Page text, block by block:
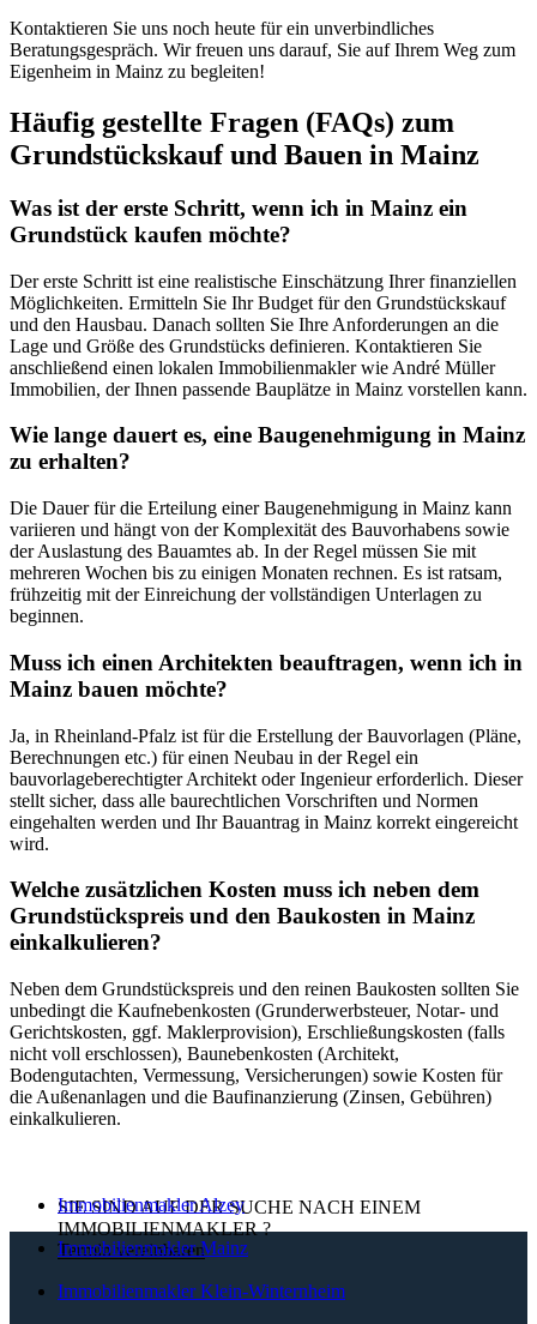
Kontaktieren Sie uns noch heute für ein unverbindliches
Beratungsgespräch. Wir freuen uns darauf, Sie auf Ihrem Weg zum
Eigenheim in Mainz zu begleiten!
Häufig gestellte Fragen (FAQs) zum
Grundstückskauf und Bauen in Mainz
Was ist der erste Schritt, wenn ich in Mainz ein
Grundstück kaufen möchte?
Der erste Schritt ist eine realistische Einschätzung Ihrer finanziellen
Möglichkeiten. Ermitteln Sie Ihr Budget für den Grundstückskauf
und den Hausbau. Danach sollten Sie Ihre Anforderungen an die
Lage und Größe des Grundstücks definieren. Kontaktieren Sie
anschließend einen lokalen Immobilienmakler wie André Müller
Immobilien, der Ihnen passende Bauplätze in Mainz vorstellen kann.
Wie lange dauert es, eine Baugenehmigung in Mainz
zu erhalten?
Die Dauer für die Erteilung einer Baugenehmigung in Mainz kann
variieren und hängt von der Komplexität des Bauvorhabens sowie
der Auslastung des Bauamtes ab. In der Regel müssen Sie mit
mehreren Wochen bis zu einigen Monaten rechnen. Es ist ratsam,
frühzeitig mit der Einreichung der vollständigen Unterlagen zu
beginnen.
Muss ich einen Architekten beauftragen, wenn ich in
Mainz bauen möchte?
Ja, in Rheinland-Pfalz ist für die Erstellung der Bauvorlagen (Pläne,
Berechnungen etc.) für einen Neubau in der Regel ein
bauvorlageberechtigter Architekt oder Ingenieur erforderlich. Dieser
stellt sicher, dass alle baurechtlichen Vorschriften und Normen
eingehalten werden und Ihr Bauantrag in Mainz korrekt eingereicht
wird.
Welche zusätzlichen Kosten muss ich neben dem
Grundstückspreis und den Baukosten in Mainz
einkalkulieren?
Neben dem Grundstückspreis und den reinen Baukosten sollten Sie
unbedingt die Kaufnebenkosten (Grunderwerbsteuer, Notar- und
Gerichtskosten, ggf. Maklerprovision), Erschließungskosten (falls
nicht voll erschlossen), Baunebenkosten (Architekt,
Bodengutachten, Vermessung, Versicherungen) sowie Kosten für
die Außenanlagen und die Baufinanzierung (Zinsen, Gebühren)
einkalkulieren.
SIE SIND AUF DER SUCHE NACH EINEM
IMMOBILIENMAKLER?
Termin vereinbaren
Immobilienmakler Alzey
Immobilienmakler Mainz
Immobilienmakler Klein-Winternheim